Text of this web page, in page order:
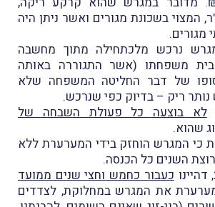
של 600 מ"ר, המצוי בשכונת מגורים ואשר ניתן היה
מגורים.
נרכש מלכתחילה מתוך מחשבה
משפחתו (אשר התגוררה באותה
של דבר החליטה המשפחה שלא
ריק – בדיוק כפי שנרכש.
לא בוצעה כל פעולת השבחה של
שהוא.
כי המגרש הוחזק בידי המערערת ללא
השנים כל הכנסה.
כעבור כחמש וחצי שנים ממועד
את המגרש במחלוקת, לצדדים